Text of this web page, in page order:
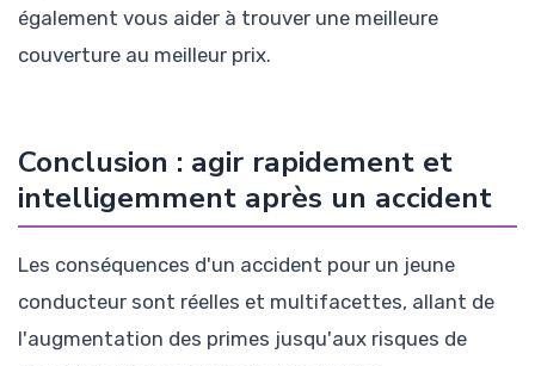
également vous aider à trouver une meilleure
couverture au meilleur prix.
Conclusion : agir rapidement et
intelligemment après un accident
Les conséquences d'un accident pour un jeune
conducteur sont réelles et multifacettes, allant de
l'augmentation des primes jusqu'aux risques de